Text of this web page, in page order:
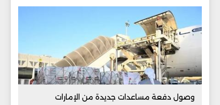
وصول دفعة مساعدات جديدة من الإمارات